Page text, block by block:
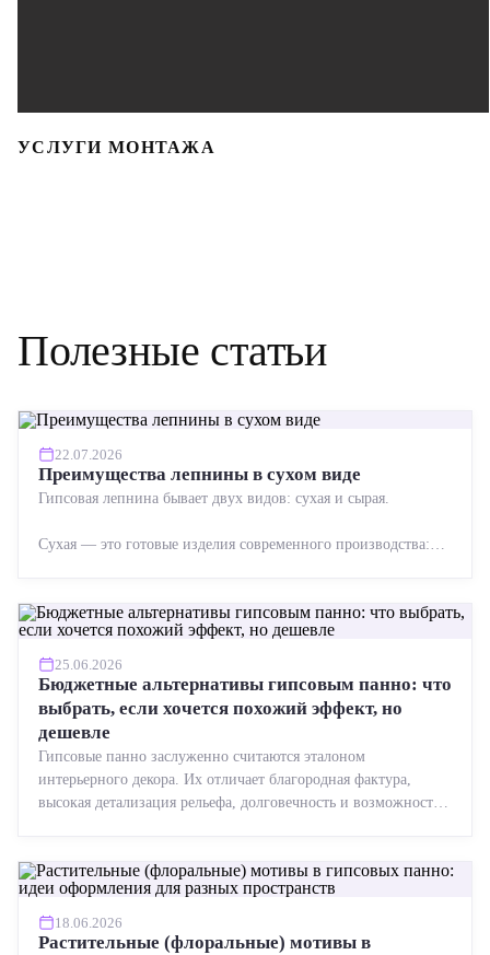
УСЛУГИ МОНТАЖА
Полезные статьи
22.07.2026
Преимущества лепнины в сухом виде
Гипсовая лепнина бывает двух видов: сухая и сырая.
Сухая — это готовые изделия современного производства:
25.06.2026
Бюджетные альтернативы гипсовым панно: что
выбрать, если хочется похожий эффект, но
дешевле
Гипсовые панно заслуженно считаются эталоном
интерьерного декора. Их отличает благородная фактура,
высокая детализация рельефа, долговечность и возможность
18.06.2026
Растительные (флоральные) мотивы в